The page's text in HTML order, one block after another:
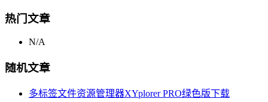
热门文章
N/A
随机文章
多标签文件资源管理器XYplorer PRO绿色版下载